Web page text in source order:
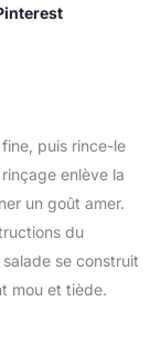
puis rince-le
enlève la
un goût amer.
du
se construit
mou et tiède.